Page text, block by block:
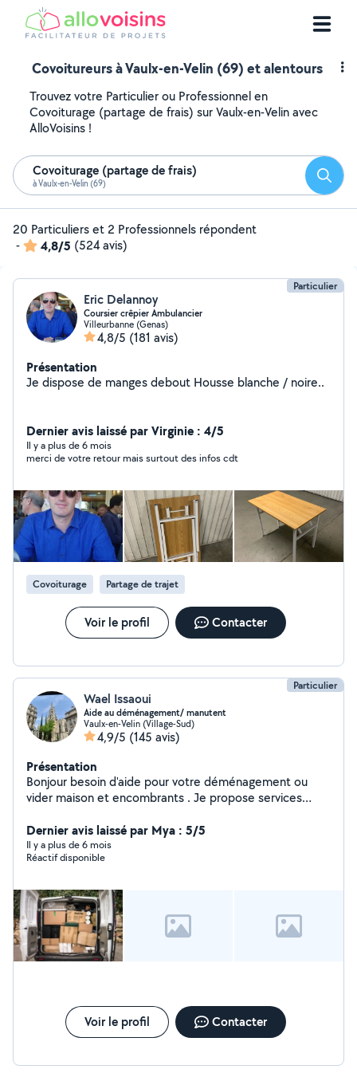
Covoitureurs à Vaulx-en-Velin (69) et alentours
Trouvez votre Particulier ou Professionnel en
Covoiturage (partage de frais) sur Vaulx-en-Velin avec
AlloVoisins !
Covoiturage (partage de frais)
à Vaulx-en-Velin (69)
20 Particuliers et 2 Professionnels répondent
-
4,8/5 (524 avis)
Particulier
Eric Delannoy
Coursier crêpier Ambulancier
Villeurbanne (Genas)
4,8/5 (181 avis)
Présentation
Je dispose de manges debout Housse blanche / noire..
Dernier avis laissé par Virginie : 4/5
Il y a plus de 6 mois
merci de votre retour mais surtout des infos cdt
Covoiturage Partage de trajet
Voir le profil Contacter
Particulier
Wael Issaoui
Aide au déménagement/ manutent
Vaulx-en-Velin (Village-Sud)
4,9/5 (145 avis)
Présentation
Bonjour besoin d'aide pour votre déménagement ou
vider maison et encombrants . Je propose services
cartons/meubles.
Dernier avis laissé par Mya : 5/5
Il y a plus de 6 mois
Réactif disponible
Voir le profil Contacter